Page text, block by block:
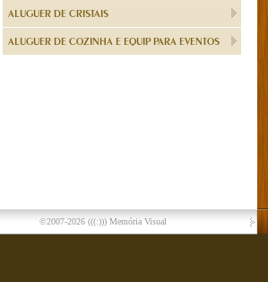
ALUGUER DE CRISTAIS
ALUGUER DE COZINHA E EQUIP PARA EVENTOS
©2007-2026 (((:))) Memória Visual